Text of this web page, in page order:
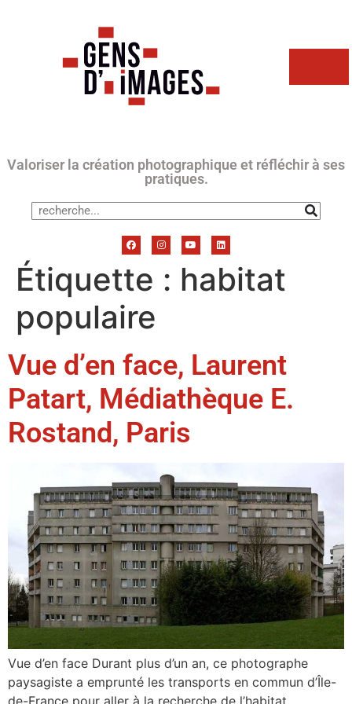
Valoriser la création photographique et réfléchir à ses
pratiques.
Étiquette : habitat
populaire
Vue d’en face, Laurent
Patart, Médiathèque E.
Rostand, Paris
Vue d’en face Durant plus d’un an, ce photographe
paysagiste a emprunté les transports en commun d’Île-